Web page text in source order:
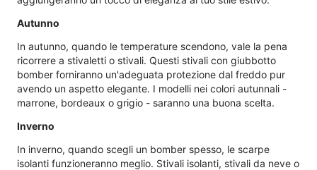
Autunno
In autunno, quando le temperature scendono, vale la pena
ricorrere a stivaletti o stivali. Questi stivali con giubbotto
bomber forniranno un'adeguata protezione dal freddo pur
avendo un aspetto elegante. I modelli nei colori autunnali -
marrone, bordeaux o grigio - saranno una buona scelta.
Inverno
In inverno, quando scegli un bomber spesso, le scarpe
isolanti funzioneranno meglio. Stivali isolanti, stivali da neve o